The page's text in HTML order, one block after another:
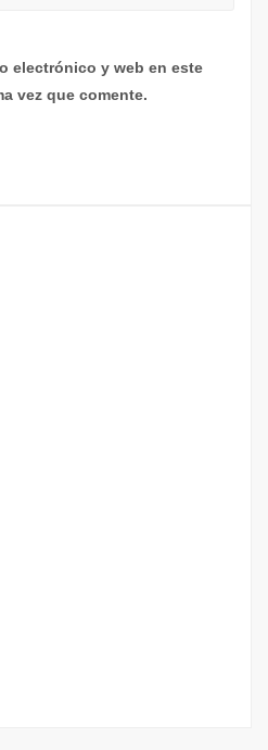
electrónico y web en este
vez que comente.